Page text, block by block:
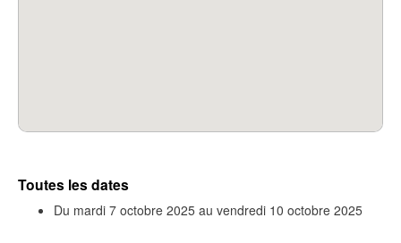
Toutes les dates
Du mardi 7 octobre 2025 au vendredi 10 octobre 2025